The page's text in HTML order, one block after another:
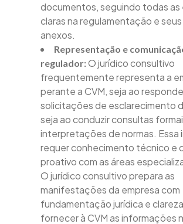
documentos, seguindo todas as
claras na regulamentação e
anexos.
Representação e
regulador:O jurídico consultivo
frequentemente representa a
perante a CVM, seja ao
solicitações de esclarecimento
seja ao conduzir consultas
interpretações de normas. Essa
requer conhecimento técnico e
proativo com as áreas
O jurídico consultivo prepara as
manifestações da empresa com
fundamentação jurídica e
fornecer à CVM as informações